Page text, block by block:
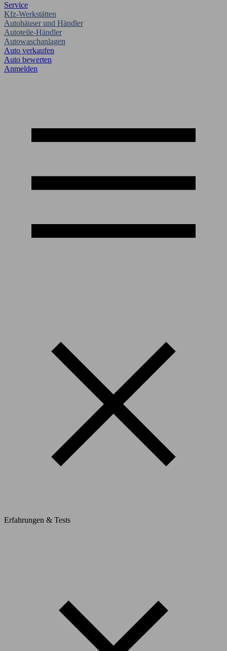
Service
Kfz-Werkstätten
Autohäuser und Händler
Autoteile-Händler
Autowaschanlagen
Auto verkaufen
Auto bewerten
Anmelden
Erfahrungen & Tests